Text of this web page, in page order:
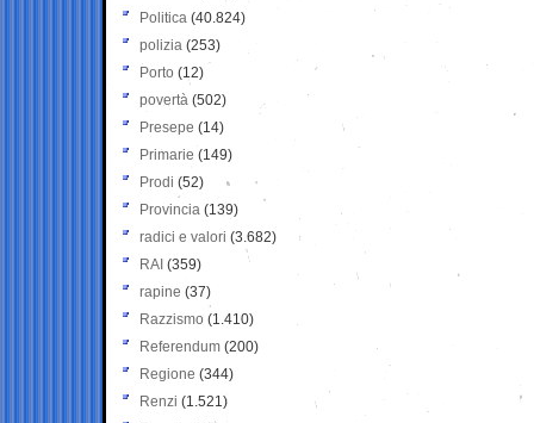
Politica (40.824)
polizia (253)
Porto (12)
povertà (502)
Presepe (14)
Primarie (149)
Prodi (52)
Provincia (139)
radici e valori (3.682)
RAI (359)
rapine (37)
Razzismo (1.410)
Referendum (200)
Regione (344)
Renzi (1.521)